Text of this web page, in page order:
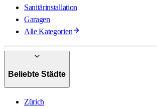
Sanitärinstallation
Garagen
Alle Kategorien
Beliebte Städte
Zürich